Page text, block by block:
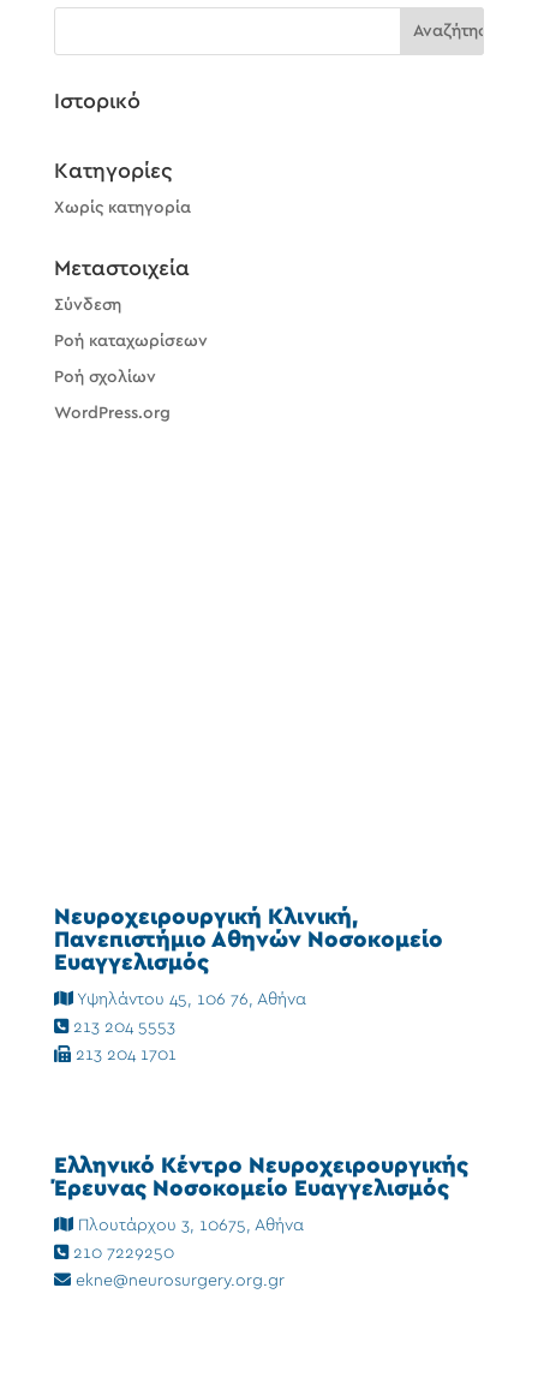
Ιστορικό
Kατηγορίες
Χωρίς κατηγορία
Μεταστοιχεία
Σύνδεση
Ροή καταχωρίσεων
Ροή σχολίων
WordPress.org
Νευροχειρουργική Κλινική,
Πανεπιστήμιο Αθηνών Νοσοκομείο
Ευαγγελισμός
Υψηλάντου 45, 106 76, Αθήνα
213 204 5553
213 204 1701
Ελληνικό Κέντρο Νευροχειρουργικής
Έρευνας Νοσοκομείο Ευαγγελισμός
Πλουτάρχου 3, 10675, Αθήνα
210 7229250
ekne@neurosurgery.org.gr